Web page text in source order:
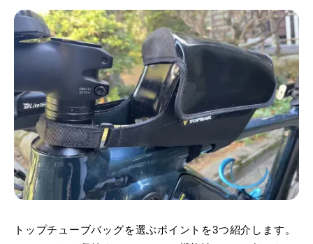
トップチューブバッグを選ぶポイントを3つ紹介します。